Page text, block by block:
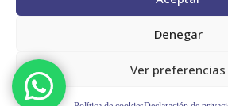
Denegar
Ver preferencias
Síguenos en redes
Grupo Scanner Vizcaya © ·